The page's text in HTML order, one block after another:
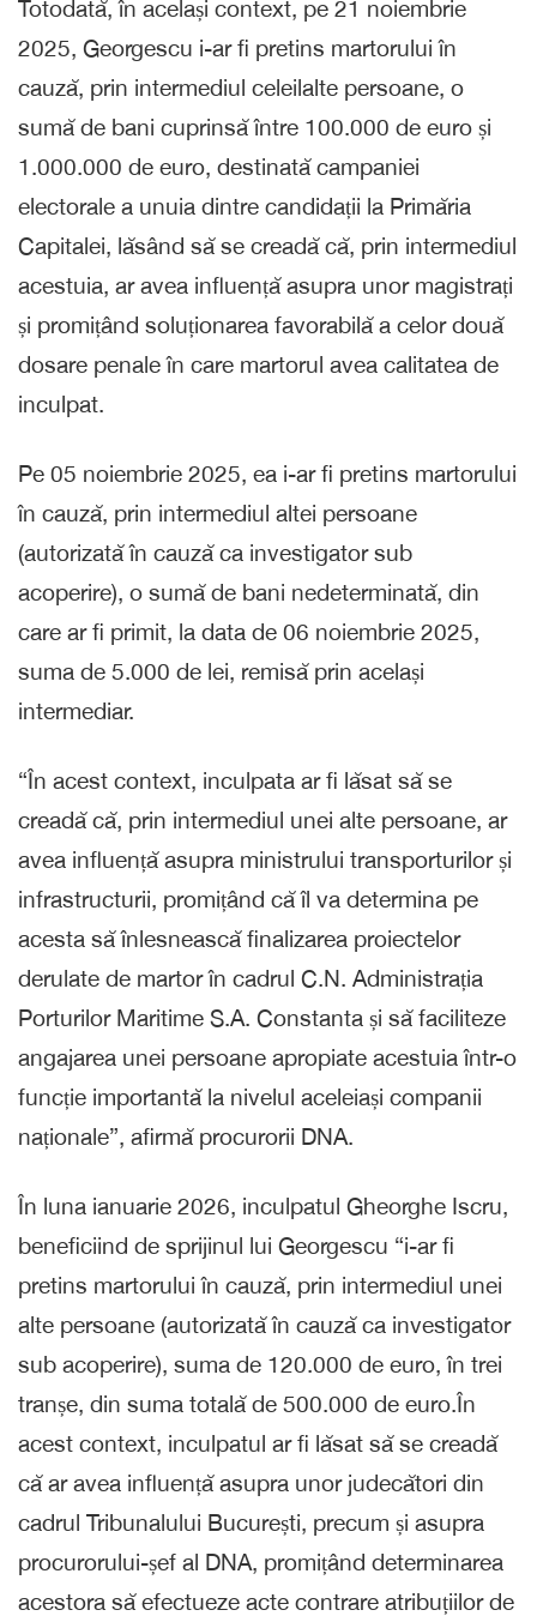
Totodată, în același context, pe 21 noiembrie
2025, Georgescu i-ar fi pretins martorului în
cauză, prin intermediul celeilalte persoane, o
sumă de bani cuprinsă între 100.000 de euro și
1.000.000 de euro, destinată campaniei
electorale a unuia dintre candidații la Primăria
Capitalei, lăsând să se creadă că, prin intermediul
acestuia, ar avea influență asupra unor magistrați
și promițând soluționarea favorabilă a celor două
dosare penale în care martorul avea calitatea de
inculpat.
Pe 05 noiembrie 2025, ea i-ar fi pretins martorului
în cauză, prin intermediul altei persoane
(autorizată în cauză ca investigator sub
acoperire), o sumă de bani nedeterminată, din
care ar fi primit, la data de 06 noiembrie 2025,
suma de 5.000 de lei, remisă prin același
intermediar.
“În acest context, inculpata ar fi lăsat să se
creadă că, prin intermediul unei alte persoane, ar
avea influență asupra ministrului transporturilor și
infrastructurii, promițând că îl va determina pe
acesta să înlesnească finalizarea proiectelor
derulate de martor în cadrul C.N. Administrația
Porturilor Maritime S.A. Constanta și să faciliteze
angajarea unei persoane apropiate acestuia într-o
funcție importantă la nivelul aceleiași companii
naționale”, afirmă procurorii DNA.
În luna ianuarie 2026, inculpatul Gheorghe Iscru,
beneficiind de sprijinul lui Georgescu “i-ar fi
pretins martorului în cauză, prin intermediul unei
alte persoane (autorizată în cauză ca investigator
sub acoperire), suma de 120.000 de euro, în trei
tranșe, din suma totală de 500.000 de euro.În
acest context, inculpatul ar fi lăsat să se creadă
că ar avea influență asupra unor judecători din
cadrul Tribunalului București, precum și asupra
procurorului-șef al DNA, promițând determinarea
acestora să efectueze acte contrare atribuțiilor de